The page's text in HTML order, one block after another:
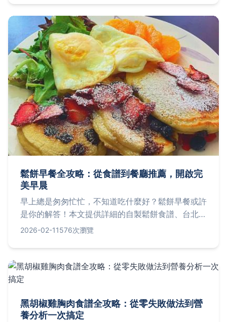
鬆餅早餐全攻略：從食譜到餐廳推薦，開啟完
美早晨
早上總是匆匆忙忙，不知道吃什麼好？鬆餅早餐或許
是你的解答！本文提供詳細的自製鬆餅食譜、台北熱
門鬆餅店實地評比，以及如何搭配出營養滿分的早餐
化，一次解決所有疑惑。
2026-02-11576次瀏覽
黑胡椒雞胸肉食譜全攻略：從零失敗做法到營
養分析一次搞定